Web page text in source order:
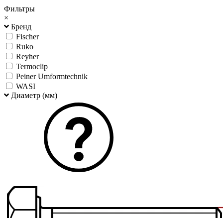
Фильтры
×
Бренд
Fischer
Ruko
Reyher
Termoclip
Peiner Umformtechnik
WASI
Диаметр (мм)